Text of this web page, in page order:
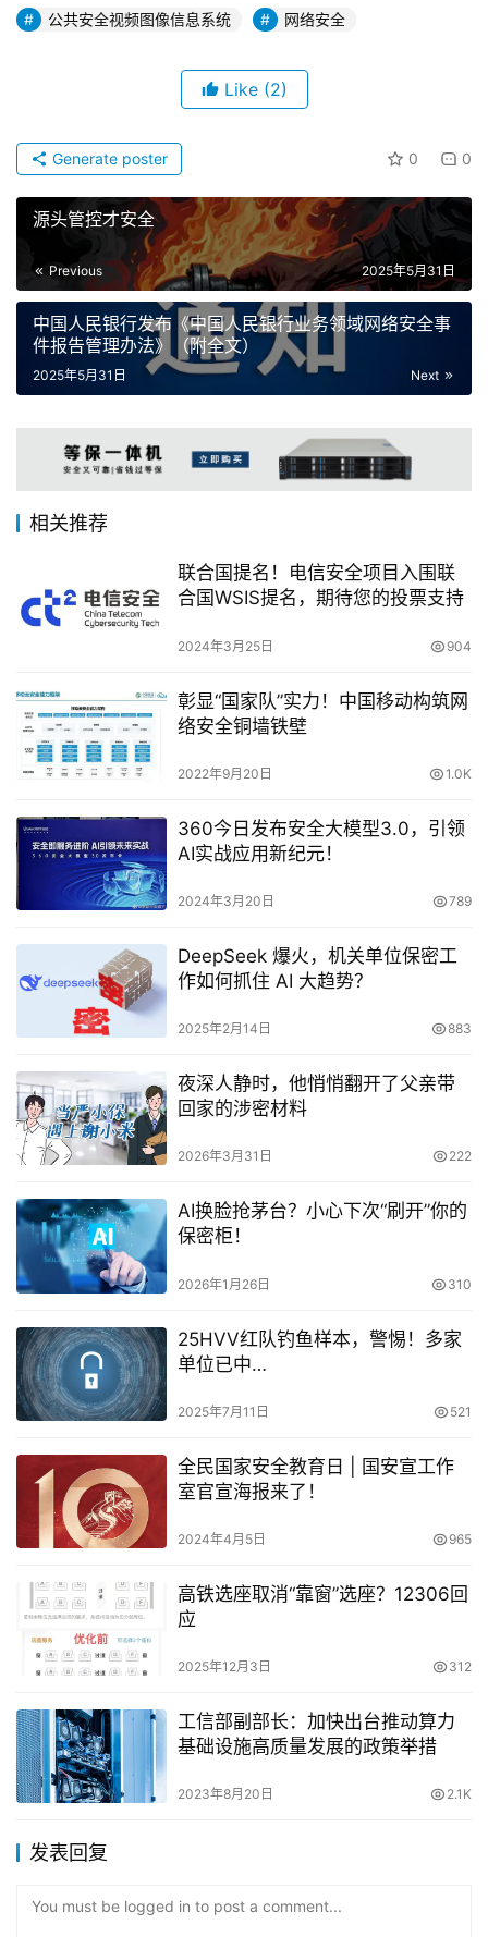
公共安全视频图像信息系统 网络安全
Like (2)
0 0
Generate poster
源头管控才安全
Previous 2025年5月31日
中国人民银行发布《中国人民银行业务领域网络安全事
件报告管理办法》（附全文）
Next
2025年5月31日
相关推荐
联合国提名！电信安全项目入围联
合国WSIS提名，期待您的投票支持
2024年3月25日 904
彰显“国家队”实力！中国移动构筑网
络安全铜墙铁壁
2022年9月20日 1.0K
360今日发布安全大模型3.0，引领
AI实战应用新纪元！
2024年3月20日 789
DeepSeek 爆火，机关单位保密工
作如何抓住 AI 大趋势？
2025年2月14日 883
夜深人静时，他悄悄翻开了父亲带
回家的涉密材料
2026年3月31日 222
AI换脸抢茅台？小心下次“刷开”你的
保密柜！
2026年1月26日 310
25HVV红队钓鱼样本，警惕！多家
单位已中…
2025年7月11日 521
全民国家安全教育日 | 国安宣工作
室官宣海报来了！
2024年4月5日 965
高铁选座取消“靠窗”选座？12306回
应
2025年12月3日 312
工信部副部长：加快出台推动算力
基础设施高质量发展的政策举措
2023年8月20日 2.1K
发表回复
You must be logged in to post a comment...